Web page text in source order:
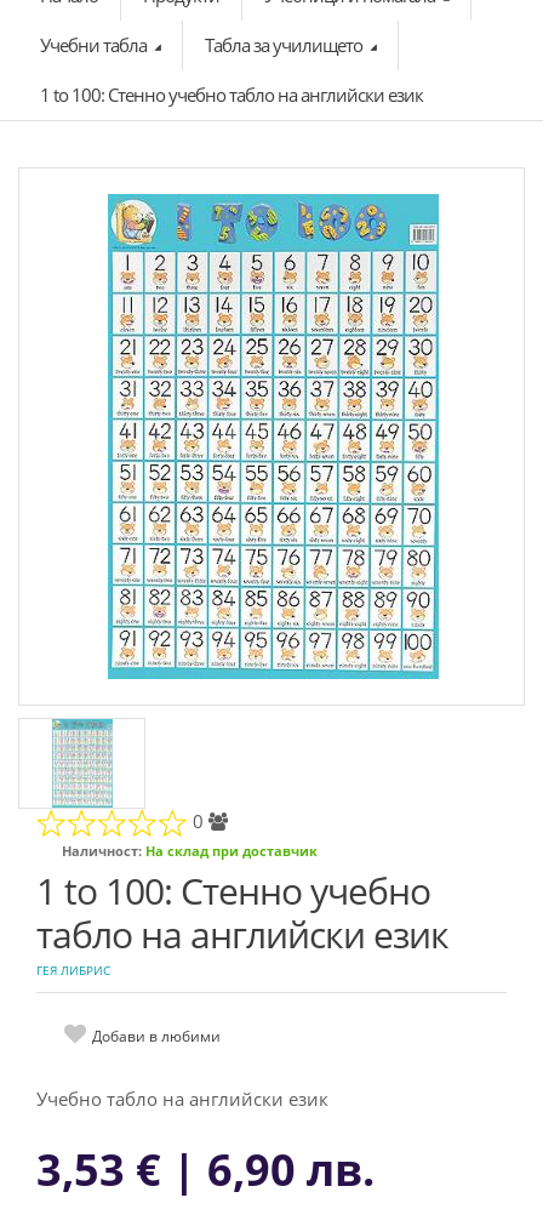
Учебни табла Табла за училището
1 to 100: Стенно учебно табло на английски език
0
Наличност: На склад при доставчик
1 to 100: Стенно учебно
табло на английски език
ГЕЯ ЛИБРИС
Добави в любими
Учебно табло на английски език
3,53 € | 6,90 лв.